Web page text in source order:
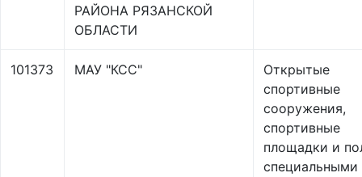
РАЙОНА РЯЗАНСКОЙ
ОБЛАСТИ
101373 МАУ "КСС"
Открытые
спортивные
сооружения,
спортивные
площадки и
специальными